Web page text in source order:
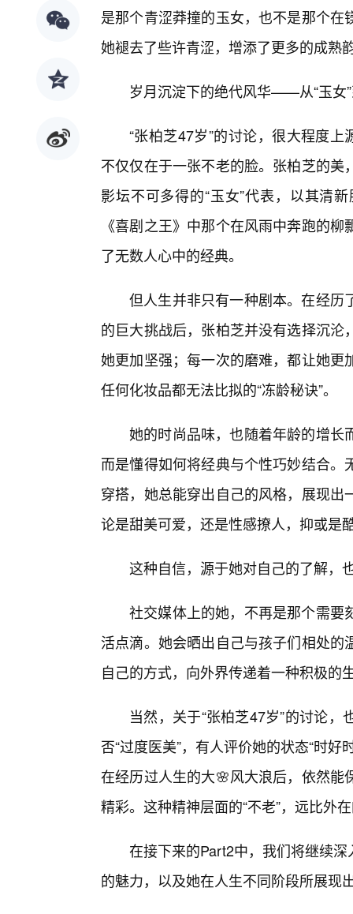
是那个青涩莽撞的玉女，也不是那个
她褪去了些许青涩，增添了更多的成熟
岁月沉淀下的绝代风华——从“玉女”
“张柏芝47岁”的讨论，很大程度
不仅仅在于一张不老的脸。张柏芝的
影坛不可多得的“玉女”代表，以其清
《喜剧之王》中那个在风雨中奔跑的
了无数人心中的经典。
但人生并非只有一种剧本。在经历
的巨大挑战后，张柏芝并没有选择沉
她更加坚强；每一次的磨难，都让她
任何化妆品都无法比拟的“冻龄秘诀”。
她的时尚品味，也随着年龄的增长
而是懂得如何将经典与个性巧妙结合
穿搭，她总能穿出自己的风格，展现
论是甜美可爱，还是性感撩人，抑或是
这种自信，源于她对自己的了解，
社交媒体上的她，不再是那个需要
活点滴。她会晒出自己与孩子们相处
自己的方式，向外界传递着一种积极的
当然，关于“张柏芝47岁”的讨论
否“过度医美”，有人评价她的状态“时
在经历过人生的大🌸风大浪后，依然
精彩。这种精神层面的“不老”，远比外
在接下来的Part2中，我们将继续
的魅力，以及她在人生不同阶段所展现